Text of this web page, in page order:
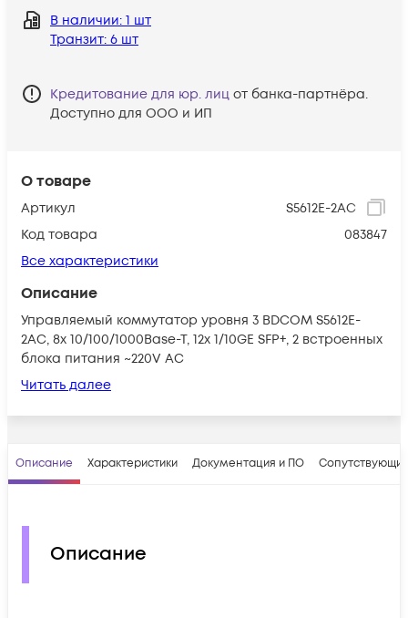
О товаре
Артикул
S5612E-2AC
Код товара
083847
Все характеристики
Описание
Управляемый коммутатор уровня 3 BDCOM S5612E-
2AC, 8x 10/100/1000Base-T, 12x 1/10GE SFP+, 2 встроенных
блока питания ~220V AC
Читать далее
В наличии: 1 шт
Транзит: 6 шт
Кредитование для юр. лиц от банка-партнёра.
Доступно для ООО и ИП
Описание Характеристики Документация и ПО
Описание